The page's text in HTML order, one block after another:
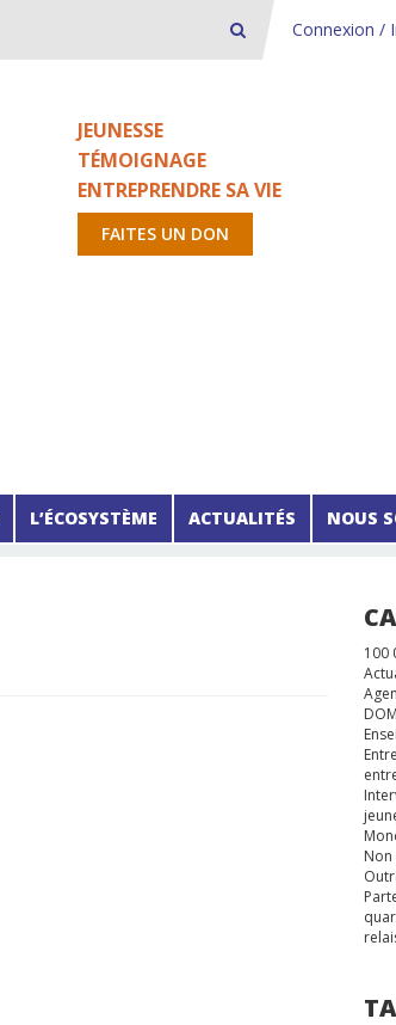
Connexion /
JEUNESSE
TÉMOIGNAGE
ENTREPRENDRE SA VIE
FAITES UN DON
L’ÉCOSYSTÈME ACTUALITÉS NOUS
100
DOM
Non